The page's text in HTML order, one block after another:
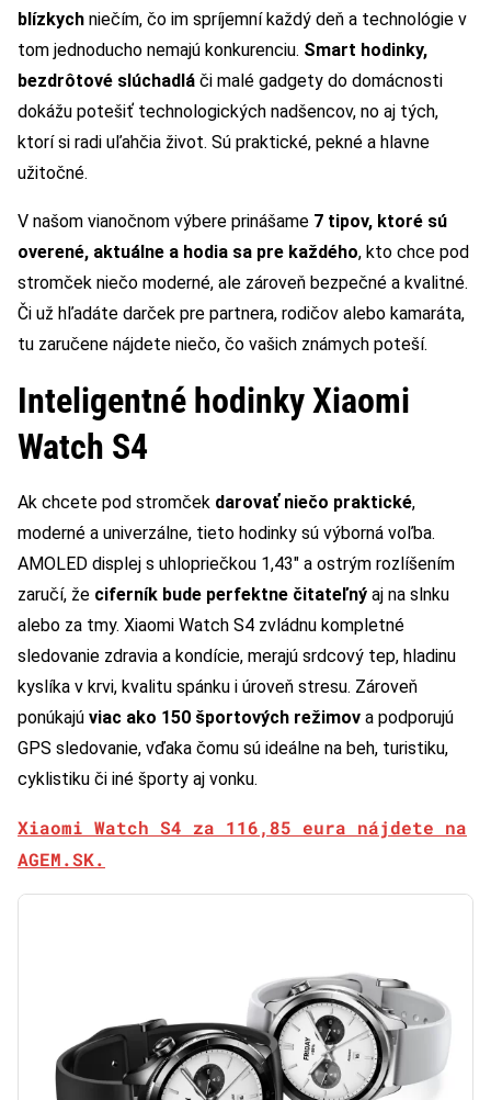
blízkych niečím, čo im spríjemní každý deň a technológie v
tom jednoducho nemajú konkurenciu. Smart hodinky,
bezdrôtové slúchadlá či malé gadgety do domácnosti
dokážu potešiť technologických nadšencov, no aj tých,
ktorí si radi uľahčia život. Sú praktické, pekné a hlavne
užitočné.
V našom vianočnom výbere prinášame 7 tipov, ktoré sú
overené, aktuálne a hodia sa pre každého, kto chce pod
stromček niečo moderné, ale zároveň bezpečné a kvalitné.
Či už hľadáte darček pre partnera, rodičov alebo kamaráta,
tu zaručene nájdete niečo, čo vašich známych poteší.
Inteligentné hodinky Xiaomi
Watch S4
Ak chcete pod stromček darovať niečo praktické,
moderné a univerzálne, tieto hodinky sú výborná voľba.
AMOLED displej s uhlopriečkou 1,43″ a ostrým rozlíšením
zaručí, že ciferník bude perfektne čitateľný aj na slnku
alebo za tmy. Xiaomi Watch S4 zvládnu kompletné
sledovanie zdravia a kondície, merajú srdcový tep, hladinu
kyslíka v krvi, kvalitu spánku i úroveň stresu. Zároveň
ponúkajú viac ako 150 športových režimov a podporujú
GPS sledovanie, vďaka čomu sú ideálne na beh, turistiku,
cyklistiku či iné športy aj vonku.
Xiaomi Watch S4 za 116,85 eura nájdete na
AGEM.SK.